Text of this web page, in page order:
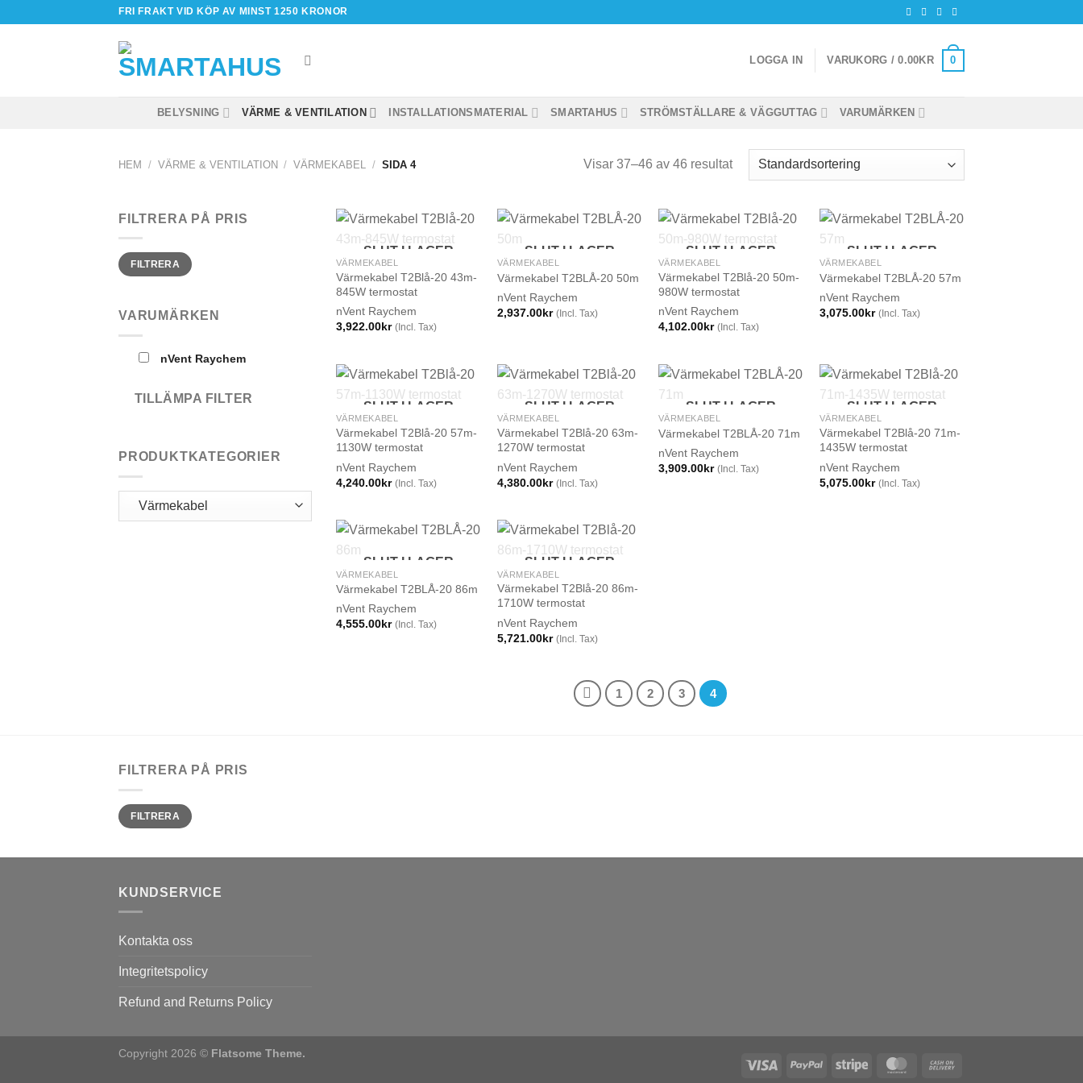
FRI FRAKT VID KÖP AV MINST 1250 KRONOR
LOGGA IN VARUKORG /0.00KR 0
BELYSNING VÄRME & VENTILATION INSTALLATIONSMATERIAL SMARTAHUS STRÖMSTÄLLARE & VÄGGUTTAG VARUMÄRKEN
HEM / VÄRME & VENTILATION / VÄRMEKABEL / SIDA 4 Visar 37–46 av 46 resultat
FILTRERA PÅ PRIS
Min
pris
Max
prisFILTRERA
VARUMÄRKEN
nVent Raychem
TILLÄMPA FILTER
PRODUKTKATEGORIER
SLUT I LAGER
VÄRMEKABEL
Värmekabel T2Blå-20 43m-
845W termostat
nVent Raychem
3,922.00kr (Incl. Tax)
SLUT I LAGER
VÄRMEKABEL
Värmekabel T2BLÅ-20 50m
nVent Raychem
2,937.00kr (Incl. Tax)
SLUT I LAGER
VÄRMEKABEL
Värmekabel T2Blå-20 50m-
980W termostat
nVent Raychem
4,102.00kr (Incl. Tax)
SLUT I LAGER
VÄRMEKABEL
Värmekabel T2BLÅ-20 57m
nVent Raychem
3,075.00kr (Incl. Tax)
SLUT I LAGER
VÄRMEKABEL
Värmekabel T2Blå-20 57m-
1130W termostat
nVent Raychem
4,240.00kr (Incl. Tax)
SLUT I LAGER
VÄRMEKABEL
Värmekabel T2Blå-20 63m-
1270W termostat
nVent Raychem
4,380.00kr (Incl. Tax)
SLUT I LAGER
VÄRMEKABEL
Värmekabel T2BLÅ-20 71m
nVent Raychem
3,909.00kr (Incl. Tax)
SLUT I LAGER
VÄRMEKABEL
Värmekabel T2Blå-20 71m-
1435W termostat
nVent Raychem
5,075.00kr (Incl. Tax)
SLUT I LAGER
VÄRMEKABEL
Värmekabel T2BLÅ-20 86m
nVent Raychem
4,555.00kr (Incl. Tax)
SLUT I LAGER
VÄRMEKABEL
Värmekabel T2Blå-20 86m-
1710W termostat
nVent Raychem
5,721.00kr (Incl. Tax)
1 2 3 4
FILTRERA PÅ PRIS
Min
pris
Max
prisFILTRERA
KUNDSERVICE
Kontakta oss
Integritetspolicy
Refund and Returns Policy
Copyright 2026 © Flatsome Theme.